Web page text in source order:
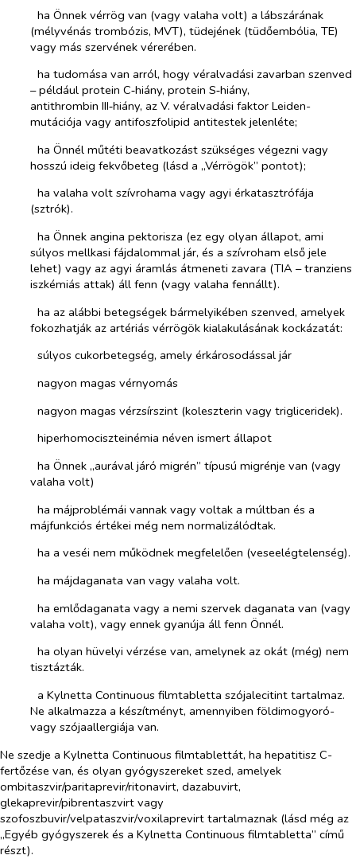
ha Önnek vérrög van (vagy valaha volt) a lábszárának
(mélyvénás trombózis, MVT), tüdejének (tüdőembólia, TE)
vagy más szervének vérerében.
ha tudomása van arról, hogy véralvadási zavarban szenved
– például protein C‑hiány, protein S‑hiány,
antithrombin III‑hiány, az V. véralvadási faktor Leiden-
mutációja vagy antifoszfolipid antitestek jelenléte;
ha Önnél műtéti beavatkozást szükséges végezni vagy
hosszú ideig fekvőbeteg (lásd a „Vérrögök” pontot);
ha valaha volt szívrohama vagy agyi érkatasztrófája
(sztrók).
ha Önnek angina pektorisza (ez egy olyan állapot, ami
súlyos mellkasi fájdalommal jár, és a szívroham első jele
lehet) vagy az agyi áramlás átmeneti zavara (TIA – tranziens
iszkémiás attak) áll fenn (vagy valaha fennállt).
ha az alábbi betegségek bármelyikében szenved, amelyek
fokozhatják az artériás vérrögök kialakulásának kockázatát:
súlyos cukorbetegség, amely érkárosodással jár
nagyon magas vérnyomás
nagyon magas vérzsírszint (koleszterin vagy trigliceridek).
hiperhomociszteinémia néven ismert állapot
ha Önnek „aurával járó migrén” típusú migrénje van (vagy
valaha volt)
ha májproblémái vannak vagy voltak a múltban és a
májfunkciós értékei még nem normalizálódtak.
ha a veséi nem működnek megfelelően (veseelégtelenség).
ha májdaganata van vagy valaha volt.
ha emlődaganata vagy a nemi szervek daganata van (vagy
valaha volt), vagy ennek gyanúja áll fenn Önnél.
ha olyan hüvelyi vérzése van, amelynek az okát (még) nem
tisztázták.
a Kylnetta Continuous filmtabletta szójalecitint tartalmaz.
Ne alkalmazza a készítményt, amennyiben földimogyoró-
vagy szójaallergiája van.
Ne szedje a Kylnetta Continuous filmtablettát, ha hepatitisz C-
fertőzése van, és olyan gyógyszereket szed, amelyek
ombitaszvir/paritaprevir/ritonavirt, dazabuvirt,
glekaprevir/pibrentaszvirt vagy
szofoszbuvir/velpataszvir/voxilaprevirt tartalmaznak (lásd még az
„Egyéb gyógyszerek és a Kylnetta Continuous filmtabletta” című
részt).